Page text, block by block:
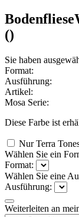
Bodenfliese
()
Sie haben
Format:
Ausführung:
Artikel:
Mosa Serie:
Diese Farbe ist
Nur Terra
Wählen Sie ein
Format:
Wählen Sie eine
Ausführung:
Weiterleiten an